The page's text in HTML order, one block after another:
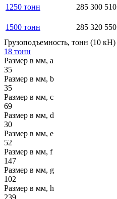
1250 тонн 285 300 510
1500 тонн 285 320 550
Грузоподъемность, тонн (10 кН)
18 тонн
Размер в мм, a
35
Размер в мм, b
35
Размер в мм, c
69
Размер в мм, d
30
Размер в мм, e
52
Размер в мм, f
147
Размер в мм, g
102
Размер в мм, h
239